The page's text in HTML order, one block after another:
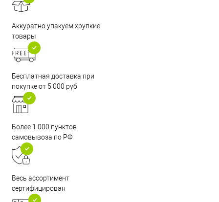
Аккуратно упакуем хрупкие
товары
Бесплатная доставка при
покупке от 5 000 руб
Более 1 000 пунктов
самовывоза по РФ
Весь ассортимент
сертифицирован